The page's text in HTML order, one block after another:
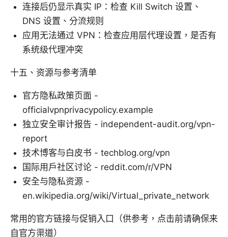
连接后仍显示真实 IP：检查 Kill Switch 设置、
DNS 设置、分流规则
应用无法通过 VPN：检查应用层代理设置，是否有
系统级代理冲突
十五、资源与参考清单
官方隐私政策页面 -
officialvpnprivacypolicy.example
独立安全审计报告 - independent-audit.org/vpn-
report
技术博客与白皮书 - techblog.org/vpn
国际用户社区讨论 - reddit.com/r/VPN
安全与隐私资源 -
en.wikipedia.org/wiki/Virtual_private_network
常用的官方链接与促销入口（供参考，点击前请确保来
自官方渠道）